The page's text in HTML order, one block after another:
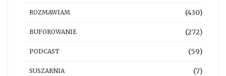
ROZMAWIAM (430)
BUFOROWANIE (272)
PODCAST (59)
SUSZARNIA (7)